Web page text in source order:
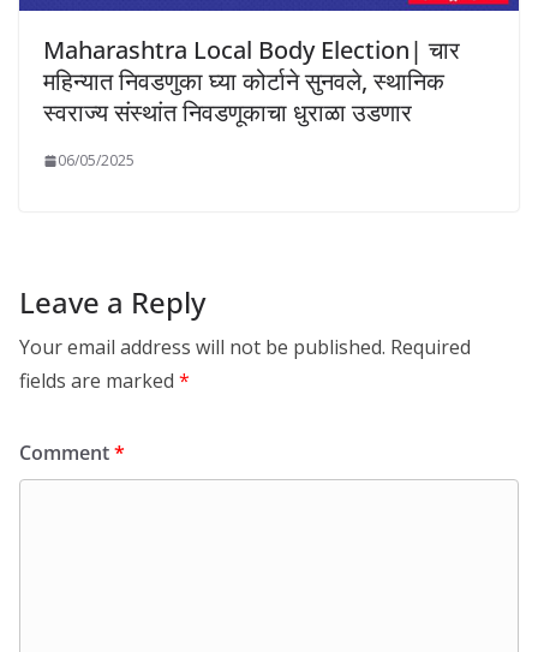
Maharashtra Local Body Election| चार
महिन्यात निवडणुका घ्या कोर्टाने सुनवले, स्थानिक
स्वराज्य संस्थांत निवडणूकाचा धुराळा उडणार
06/05/2025
Leave a Reply
Your email address will not be published. Required
fields are marked *
Comment*